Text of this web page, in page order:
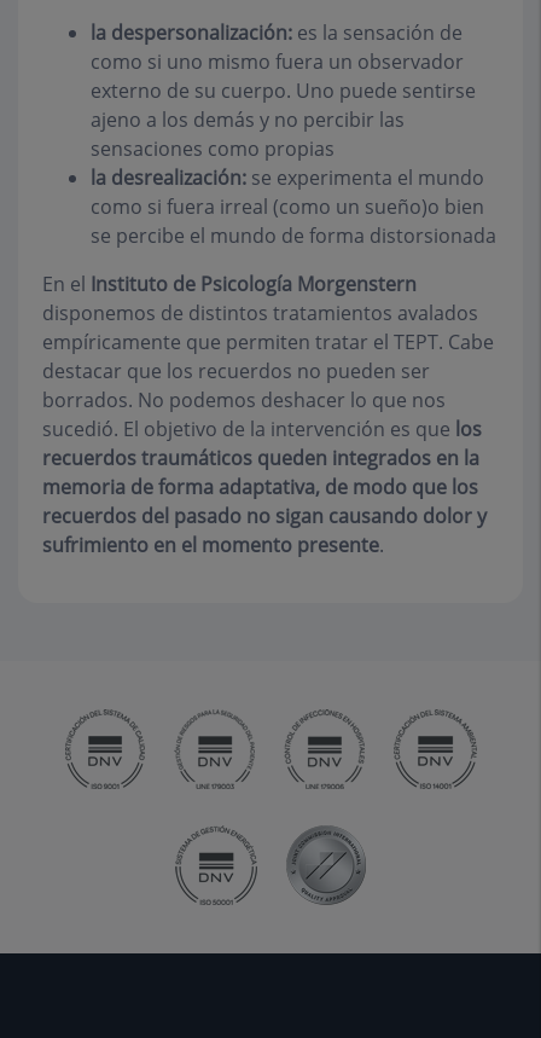
la despersonalización: es la sensación de
como si uno mismo fuera un observador
externo de su cuerpo. Uno puede sentirse
ajeno a los demás y no percibir las
sensaciones como propias
la desrealización: se experimenta el mundo
como si fuera irreal (como un sueño)o bien
se percibe el mundo de forma distorsionada
En el Instituto de Psicología Morgenstern
disponemos de distintos tratamientos avalados
empíricamente que permiten tratar el TEPT. Cabe
destacar que los recuerdos no pueden ser
borrados. No podemos deshacer lo que nos
sucedió. El objetivo de la intervención es que los
recuerdos traumáticos queden integrados en la
memoria de forma adaptativa, de modo que los
recuerdos del pasado no sigan causando dolor y
sufrimiento en el momento presente.